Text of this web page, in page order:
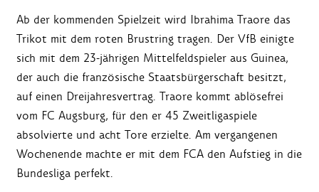
Ab der kommenden Spielzeit wird Ibrahima Traore das
Trikot mit dem roten Brustring tragen. Der VfB einigte
sich mit dem 23-jährigen Mittelfeldspieler aus Guinea,
der auch die französische Staatsbürgerschaft besitzt,
auf einen Dreijahresvertrag. Traore kommt ablösefrei
vom FC Augsburg, für den er 45 Zweitligaspiele
absolvierte und acht Tore erzielte. Am vergangenen
Wochenende machte er mit dem FCA den Aufstieg in die
Bundesliga perfekt.